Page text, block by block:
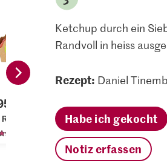
Rispentomaten
Migros Rohzucker
Zuckerrohr grob
432
Ketchup durch ein
Randvoll in heiss
Rezept: Daniel
Habe ich gekocht
Notiz erfassen